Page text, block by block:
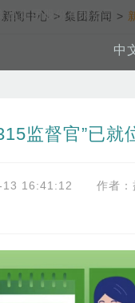
中
新闻中心 > 集团新闻 >
监督官”已就
13 16:41:12
作者：